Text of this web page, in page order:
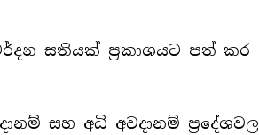
සතියක් ප්‍රකාශයට පත් කර
සහ අධි අවදානම් ප්‍රදේශවල